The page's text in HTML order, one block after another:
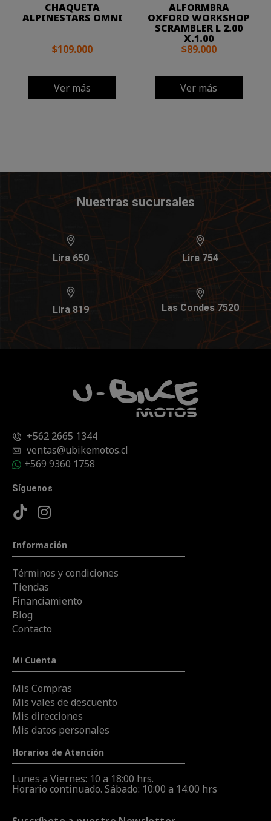
CHAQUETA
ALPINESTARS OMNI
$109.000
Ver más
ALFORMBRA
OXFORD WORKSHOP
SCRAMBLER L 2.00
X.1.00
$89.000
Ver más
Nuestras sucursales
Lira 650 Lira 754
Lira 819 Las Condes 7520
+562 2665 1344
ventas@ubikemotos.cl
+569 9360 1758
Síguenos
Información
Términos y condiciones
Tiendas
Financiamiento
Blog
Contacto
Mi Cuenta
Mis Compras
Mis vales de descuento
Mis direcciones
Mis datos personales
Horarios de Atención
Lunes a Viernes: 10 a 18:00 hrs.
Horario continuado. Sábado: 10:00 a 14:00 hrs